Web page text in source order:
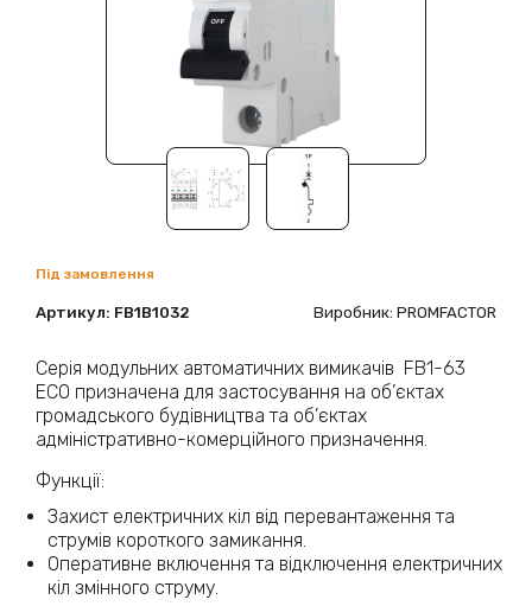
Під замовлення
Артикул: FB1B1032 Виробник: PROMFACTOR
Серія модульних автоматичних вимикачів FB1-63
ECO призначена для застосування на об’єктах
громадського будівництва та об’єктах
адміністративно-комерційного призначення.
Функції:
Захист електричних кіл від перевантаження та
струмів короткого замикання.
Оперативне включення та відключення електричних
кіл змінного струму.